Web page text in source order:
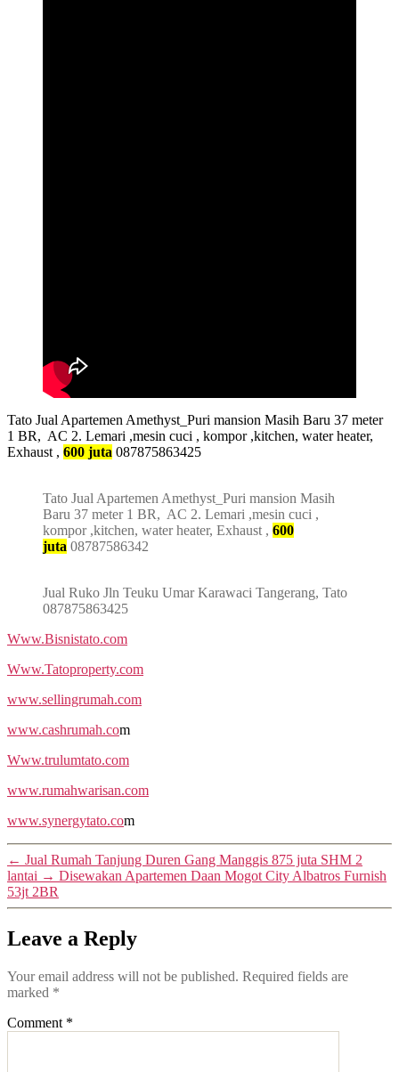
Tato Jual Apartemen Amethyst_Puri mansion Masih Baru 37 meter
1 BR, AC 2. Lemari ,mesin cuci , kompor ,kitchen, water heater,
Exhaust , 600 juta 087875863425
Tato Jual Apartemen Amethyst_Puri mansion Masih
Baru 37 meter 1 BR, AC 2. Lemari ,mesin cuci ,
kompor ,kitchen, water heater, Exhaust , 600
juta 08787586342
Jual Ruko Jln Teuku Umar Karawaci Tangerang, Tato
087875863425
Www.Bisnistato.com
Www.Tatoproperty.com
www.sellingrumah.com
www.cashrumah.com
Www.trulumtato.com
www.rumahwarisan.com
www.synergytato.com
← Jual Rumah Tanjung Duren Gang Manggis 875 juta SHM 2
lantai → Disewakan Apartemen Daan Mogot City Albatros Furnish
53jt 2BR
Leave a Reply
Your email address will not be published. Required fields are
marked *
Comment *